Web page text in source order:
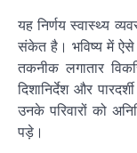
यह निर्णय स्वास्थ्य
संकेत है। भविष्य में ऐसे
तकनीक लगातार
दिशानिर्देश और
उनके परिवारों को
पड़े।